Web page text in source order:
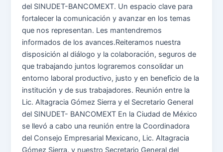
del SINUDET-BANCOMEXT. Un espacio clave para
fortalecer la comunicación y avanzar en los temas
que nos representan. Les mantendremos
informados de los avances.Reiteramos nuestra
disposición al diálogo y la colaboración, seguros de
que trabajando juntos lograremos consolidar un
entorno laboral productivo, justo y en beneficio de la
institución y de sus trabajadores. Reunión entre la
Lic. Altagracia Gómez Sierra y el Secretario General
del SINUDET- BANCOMEXT En la Ciudad de México
se llevó a cabo una reunión entre la Coordinadora
del Consejo Empresarial Mexicano, Lic. Altagracia
Gómez Sierra, y nuestro Secretario General del